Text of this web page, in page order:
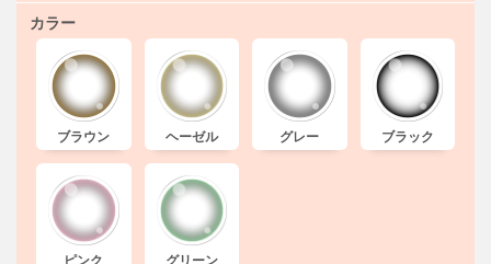
カラー
ブラウン ヘーゼル グレー ブラック